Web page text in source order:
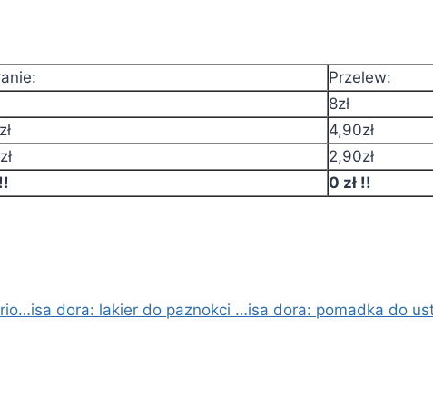
Przelew:
8zł
4,90zł
2,90zł
0 zł !!
isa dora: lakier do paznokci …isa dora: pomadka do